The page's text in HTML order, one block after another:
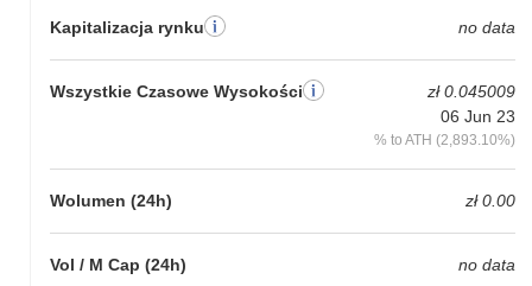
Kapitalizacja rynku no data
Wszystkie Czasowe Wysokości
zł 0.045009
06 Jun 23
% to ATH (2,893.10%)
Wolumen (24h) zł 0.00
Vol / M Cap (24h) no data